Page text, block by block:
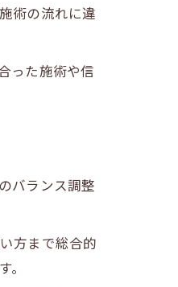
術の流れに違
った施術や信
バランス調整
方まで総合的